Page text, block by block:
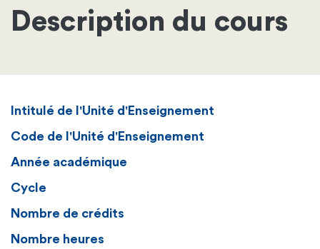
d'Ariane
Description du cours
Intitulé de l'Unité d'Enseignement
Code de l'Unité d'Enseignement
Année académique
Cycle
Nombre de crédits
Nombre heures